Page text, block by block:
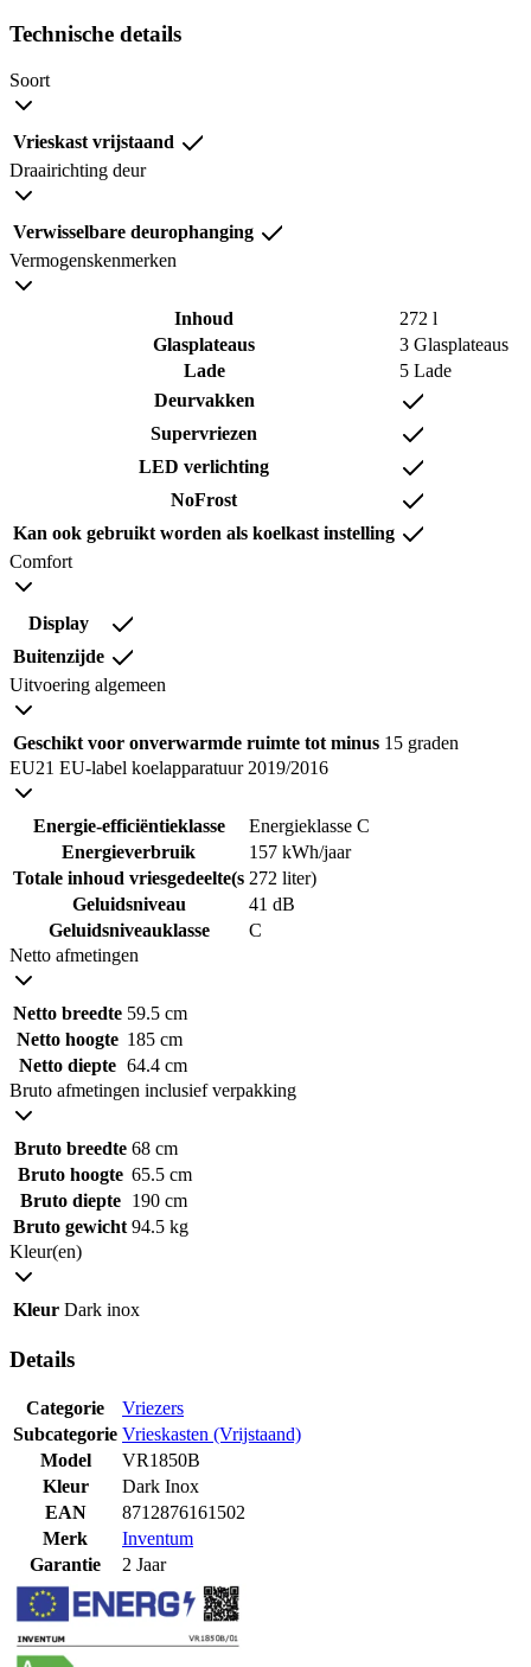
Technische details
Soort
Vrieskast vrijstaand
Draairichting deur
Verwisselbare deurophanging
Vermogenskenmerken
Inhoud
272 l
Glasplateaus
3 Glasplateaus
Lade
5 Lade
Deurvakken
Supervriezen
LED verlichting
NoFrost
Kan ook gebruikt worden als koelkast instelling
Comfort
Display
Buitenzijde
Uitvoering algemeen
Geschikt voor onverwarmde ruimte tot minus 15 graden
EU21 EU-label koelapparatuur 2019/2016
Energie-efficiëntieklasse
Energieklasse C
Energieverbruik
157 kWh/jaar
Totale inhoud vriesgedeelte(s 272 liter)
Geluidsniveau
41 dB
Geluidsniveauklasse
C
Netto afmetingen
Netto breedte 59.5 cm
Netto hoogte 185 cm
Netto diepte 64.4 cm
Bruto afmetingen inclusief verpakking
Bruto breedte 68 cm
Bruto hoogte 65.5 cm
Bruto diepte
190 cm
Bruto gewicht 94.5 kg
Kleur(en)
Kleur Dark inox
Details
Categorie
Vriezers
Subcategorie Vrieskasten (Vrijstaand)
Model
VR1850B
Kleur
Dark Inox
EAN
8712876161502
Merk
Inventum
Garantie
2 Jaar